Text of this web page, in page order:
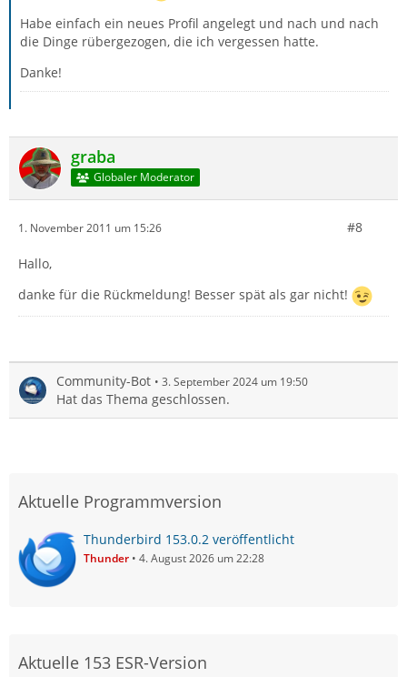
Habe einfach ein neues Profil angelegt und nach und nach
die Dinge rübergezogen, die ich vergessen hatte.
Danke!
graba
Globaler Moderator
1. November 2011 um 15:26 #8
Hallo,
danke für die Rückmeldung! Besser spät als gar nicht!
Community-Bot 3. September 2024 um 19:50
Hat das Thema geschlossen.
Aktuelle Programmversion
Thunderbird 153.0.2 veröffentlicht
Thunder 4. August 2026 um 22:28
Aktuelle 153 ESR-Version